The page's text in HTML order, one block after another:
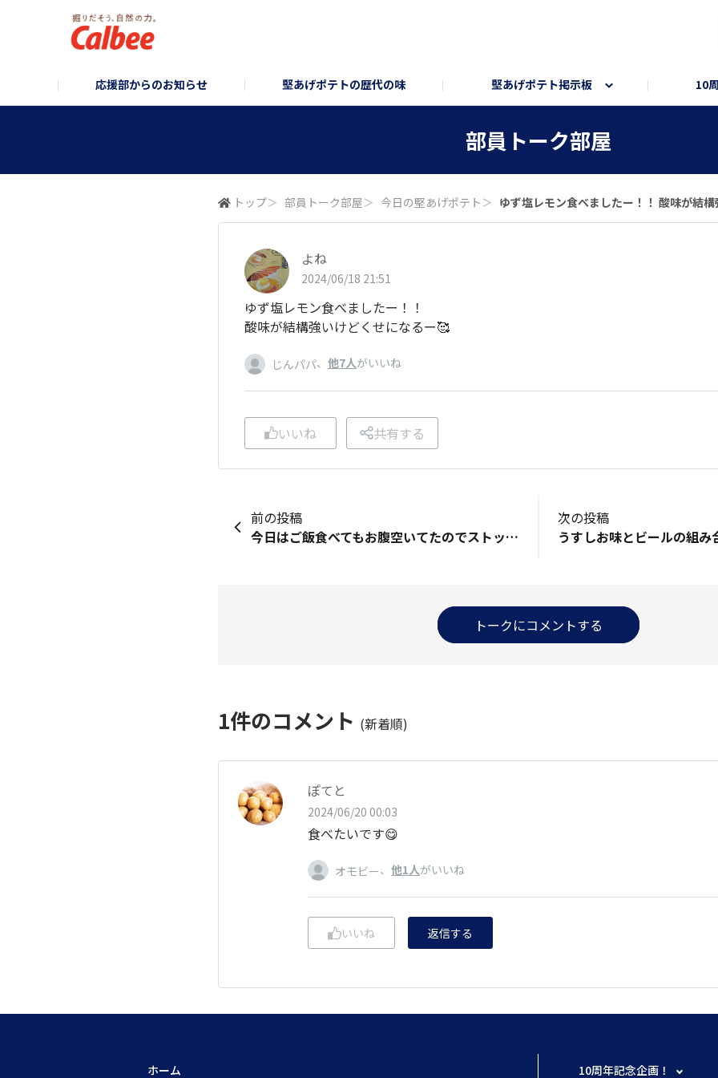
応援部からのお知らせ 堅あげポテトの歴代の味 堅あげポテト掲示板 10
部員トーク部屋
トップ＞ 部員トーク部屋＞ 今日の堅あげポテト ＞ ゆず塩レモン食べましたー！！ 酸味が結構
よね
2024/06/18 21:51
ゆず塩レモン食べましたー！！
酸味が結構強いけどくせになるー🥰
じんパパ、 他7人がいいね
いいね 共有する
前の投稿
今日はご飯食べてもお腹空いてたのでストックの「うすしお味」結局これにもどってくる。。
次の投稿
トークにコメントする
1件のコメント (新着順)
ぽてと
2024/06/20 00:03
食べたいです😋
オモビー、 他1人がいいね
いいね 返信する
ホーム 10周年記念企画！